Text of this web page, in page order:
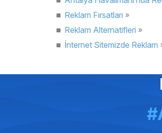
Reklam Fırsatları
Reklam Alternatifleri
İnternet Sitemizde Reklam